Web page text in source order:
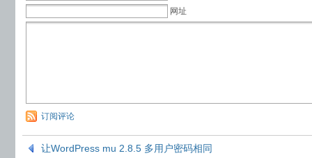
网址
订阅评论
让WordPress mu 2.8.5 多用户密码相同